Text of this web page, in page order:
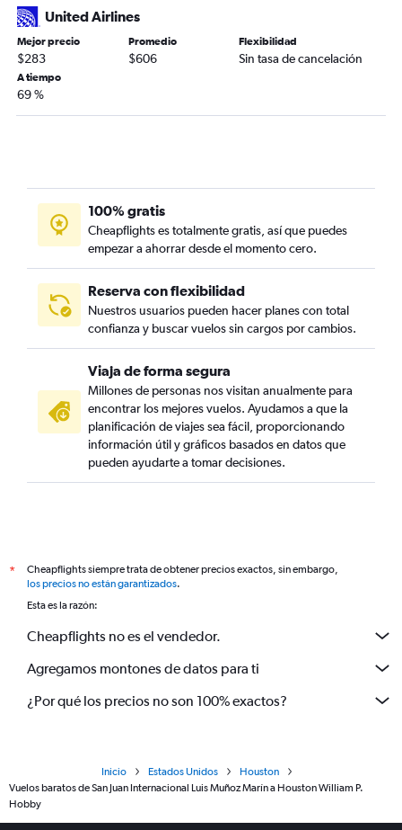
United Airlines
Mejor precio
$283
Promedio
$606
Flexibilidad
Sin tasa de cancelación
A tiempo
69 %
100% gratis
Cheapflights es totalmente gratis, así que puedes
empezar a ahorrar desde el momento cero.
Reserva con flexibilidad
Nuestros usuarios pueden hacer planes con total
confianza y buscar vuelos sin cargos por cambios.
Viaja de forma segura
Millones de personas nos visitan anualmente para
encontrar los mejores vuelos. Ayudamos a que la
planificación de viajes sea fácil, proporcionando
información útil y gráficos basados en datos que
pueden ayudarte a tomar decisiones.
*
Cheapflights siempre trata de obtener precios exactos, sin embargo,
los precios no están garantizados.
Esta es la razón:
Cheapflights no es el vendedor.
Agregamos montones de datos para ti
¿Por qué los precios no son 100% exactos?
Inicio Estados Unidos
Houston
Vuelos baratos de San Juan Internacional Luis Muñoz Marín a Houston William P.
Hobby